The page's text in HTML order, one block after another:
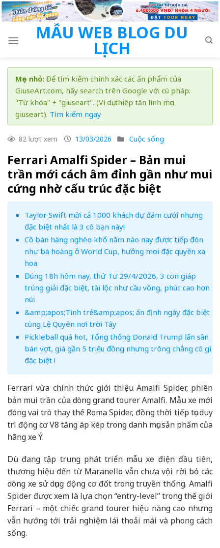
Skip
to
MẪU WEB BLOG DU
LỊCH
Mẹo nhỏ: Để tìm kiếm chính xác các ấn phẩm của
GiuseArt.com, hãy search trên Google với cú pháp:
"Từ khóa" + "giuseart". (Ví dụ: thiệp tân linh mục
giuseart). Tìm kiếm ngay
82 lượt xem 13/03/2026 Cuộc sống
Ferrari Amalfi Spider – Bản mui
trần mới cách âm đỉnh gần như mui
cứng nhờ cấu trúc đặc biệt
Taylor Swift mời cả 1000 khách dự đám cưới nhưng
đặc biệt nhất là 3 cô bạn này!
Cô bán hàng nghèo khổ năm nào nay được tiếp đón
như bà hoàng ở World Cup, hưởng mọi đặc quyền xa
hoa
Đúng 18h hôm nay, thứ Tư 29/4/2026, 3 con giáp
trúng giải đặc biệt, tài lộc như cầu vồng, phúc cao hơn
núi
&amp;apos;Tình trẻ&amp;apos; ấn định ngày đặc biệt
cùng Lệ Quyên nơi trời Tây
Pickleball quá hot, Tổng thống Donald Trump lấn sân
bán vợt, giá gần 5 triệu đồng nhưng trông chẳng có gì
đặc biệt !
Ferrari vừa chính thức giới thiệu Amalfi Spider, phiên
bản mui trần của dòng grand tourer Amalfi. Mẫu xe mới
đóng vai trò thay thế Roma Spider, đồng thời tiếp tục duy
trì động cơ V8 tăng áp kép trong danh mục sản phẩm của
hãng xe Ý.
Dù đang tập trung phát triển mẫu xe điện đầu tiên,
thương hiệu đến từ Maranello vẫn chưa vội rời bỏ các
dòng xe sử dụng động cơ đốt trong truyền thống. Amalfi
Spider được xem là lựa chọn “entry-level” trong thế giới
Ferrari – một chiếc grand tourer hiệu năng cao nhưng
vẫn hướng tới trải nghiệm lái thoải mái và phong cách
sống.